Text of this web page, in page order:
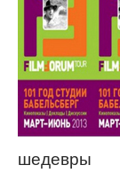
шедевры